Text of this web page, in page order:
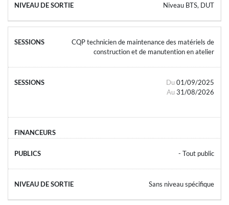
Niveau BTS, DUT
CQP technicien de maintenance des matériels de
construction et de manutention en atelier
Du 01/09/2025
Au 31/08/2026
- Tout public
Sans niveau spécifique